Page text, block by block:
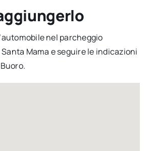
nel parcheggio
Mama e seguire le indicazioni